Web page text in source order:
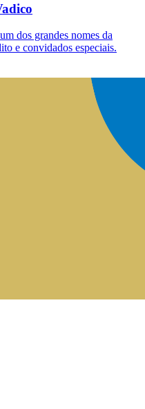
dos grandes nomes da
e convidados especiais.